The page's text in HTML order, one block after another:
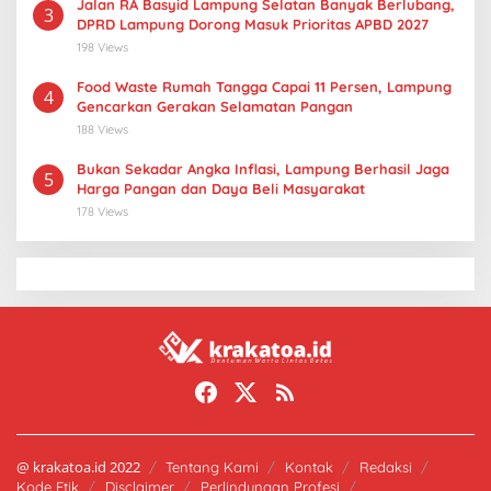
3
Jalan RA Basyid Lampung Selatan Banyak Berlubang,
DPRD Lampung Dorong Masuk Prioritas APBD 2027
198 Views
4
Food Waste Rumah Tangga Capai 11 Persen, Lampung
Gencarkan Gerakan Selamatan Pangan
188 Views
5
Bukan Sekadar Angka Inflasi, Lampung Berhasil Jaga
Harga Pangan dan Daya Beli Masyarakat
178 Views
@ krakatoa.id 2022 Tentang Kami Kontak
Redaksi
Kode Etik
Disclaimer Perlindungan Profesi